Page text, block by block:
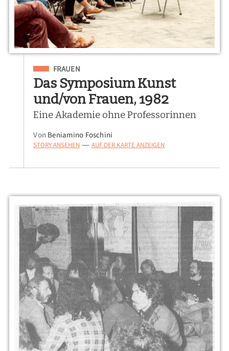
Eingeordnet unter
FRAUEN
Das Symposium Kunst
und/von Frauen, 1982
Eine Akademie ohne Professorinnen
Von Beniamino Foschini
STORY ANSEHEN — AUF DER KARTE ANZEIGEN